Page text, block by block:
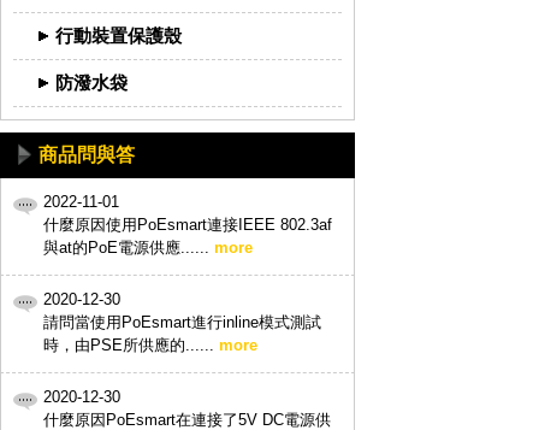
行動裝置保護殼
防潑水袋
商品問與答
2022-11-01
什麼原因使用PoEsmart連接IEEE 802.3af
與at的PoE電源供應...... more
2020-12-30
請問當使用PoEsmart進行inline模式測試
時，由PSE所供應的...... more
2020-12-30
什麼原因PoEsmart在連接了5V DC電源供